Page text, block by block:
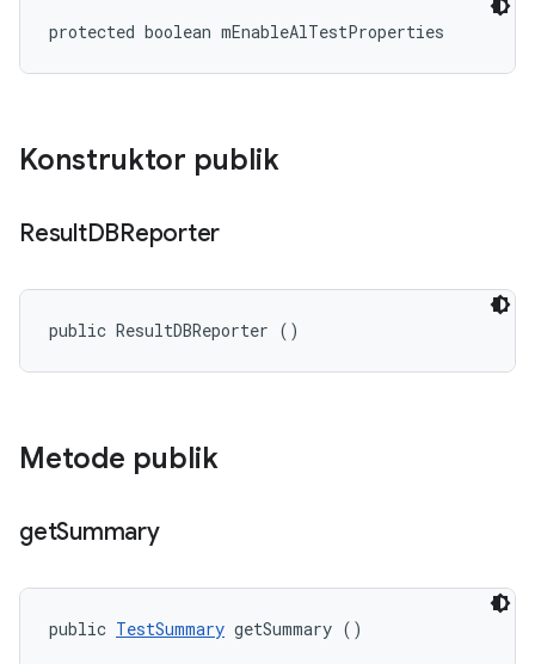
protected boolean mEnableAlTestProperties
Konstruktor publik
ResultDBReporter
public ResultDBReporter ()
Metode publik
getSummary
public TestSummary getSummary ()